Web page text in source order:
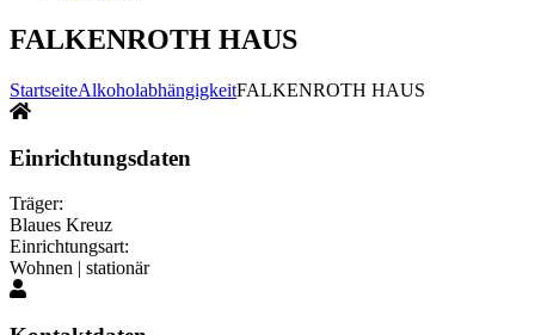
FALKENROTH HAUS
StartseiteAlkoholabhängigkeitFALKENROTH HAUS
Einrichtungsdaten
Träger:
Blaues Kreuz
Einrichtungsart:
Wohnen | stationär